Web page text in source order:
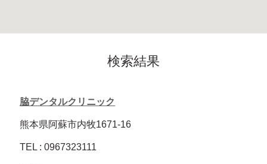
検索結果
脇デンタルクリニック
熊本県阿蘇市内牧1671-16
TEL : 0967323111